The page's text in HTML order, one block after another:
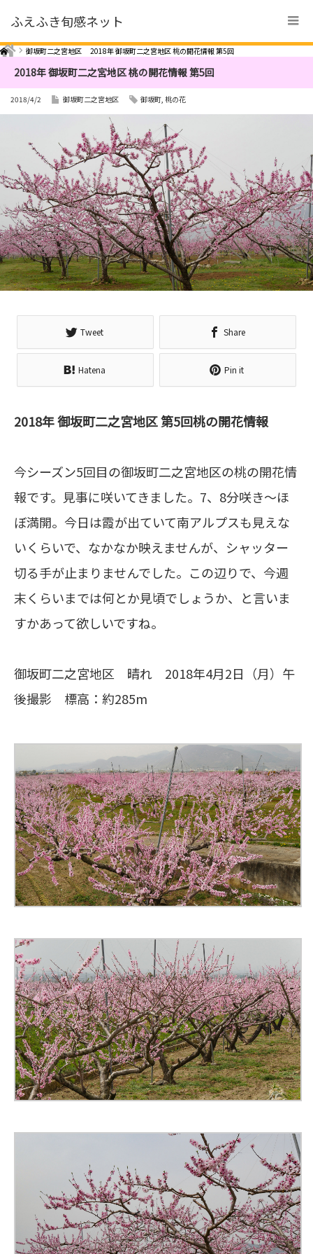
ふえふき旬感ネット
Home 御坂町二之宮地区 2018年 御坂町二之宮地区 桃の開花情報 第5回
2018年 御坂町二之宮地区 桃の開花情報 第5回
2018/4/2 御坂町二之宮地区 御坂町, 桃の花
Tweet Share
Hatena Pin it
2018年 御坂町二之宮地区 第5回桃の開花情報
今シーズン5回目の御坂町二之宮地区の桃の開花情
報です。見事に咲いてきました。7、8分咲き〜ほ
ぼ満開。今日は霞が出ていて南アルプスも見えな
いくらいで、なかなか映えませんが、シャッター
切る手が止まりませんでした。この辺りで、今週
末くらいまでは何とか見頃でしょうか、と言いま
すかあって欲しいですね。
御坂町二之宮地区 晴れ 2018年4月2日（月）午
後撮影 標高：約285m